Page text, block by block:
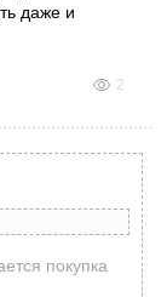
даже и
2
в 12:22
краях
объёмом
покупка